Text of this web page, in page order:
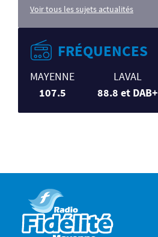
Voir tous les sujets actualités
FRÉQUENCES
MAYENNE
107.5
LAVAL
88.8 et DAB+